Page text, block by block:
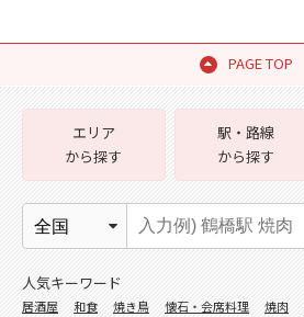
PAGE TOP
エリア
から探す
駅・路線
から探す
人気キーワード
居酒屋 和食 焼き鳥 懐石・会席料理 焼肉